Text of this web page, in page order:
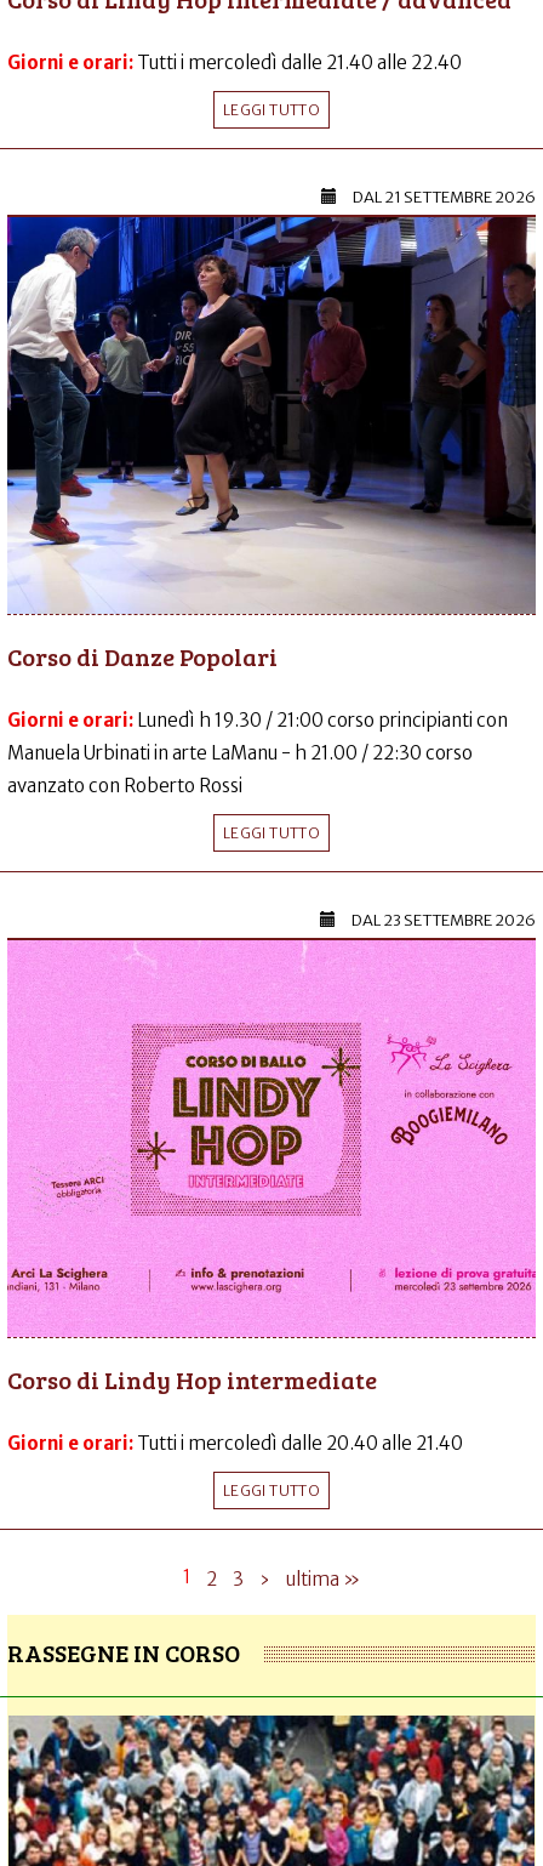
Giorni e orari: Tutti i mercoledì dalle 21.40 alle 22.40
LEGGI TUTTO
DAL21 SETTEMBRE 2026
Corso di Danze Popolari
Giorni e orari: Lunedì h 19.30 / 21:00 corso principianti con
Manuela Urbinati in arte LaManu - h 21.00 / 22:30 corso
avanzato con Roberto Rossi
LEGGI TUTTO
DAL23 SETTEMBRE 2026
Corso di Lindy Hop intermediate
Giorni e orari: Tutti i mercoledì dalle 20.40 alle 21.40
LEGGI TUTTO
1 2 3 › ultima »
RASSEGNE IN CORSO